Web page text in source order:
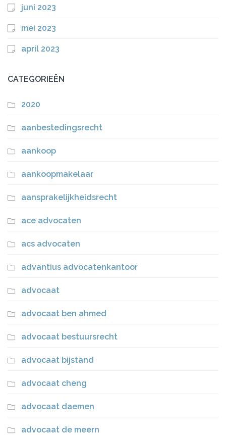
juni 2023
mei 2023
april 2023
CATEGORIEËN
2020
aanbestedingsrecht
aankoop
aankoopmakelaar
aansprakelijkheidsrecht
ace advocaten
acs advocaten
advantius advocatenkantoor
advocaat
advocaat ben ahmed
advocaat bestuursrecht
advocaat bijstand
advocaat cheng
advocaat daemen
advocaat de meern